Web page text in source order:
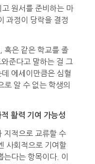
원서를 준비하는 마
과정이 당락을 결정
혹은 같은 학교를 졸
준다고 말하는 걸 그
에세이만큼은 심혈
로 알 수 없는 학생의
활력 기여 가능성
지적으로 교류할 수
사회적으로 기여할
다는 항목이다. 이